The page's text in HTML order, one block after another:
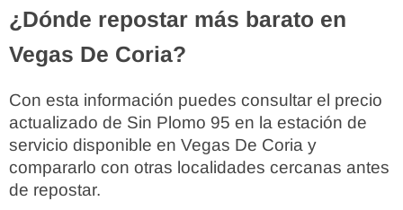
¿Dónde repostar más barato en
Vegas De Coria?
Con esta información puedes consultar el precio
actualizado de Sin Plomo 95 en la estación de
servicio disponible en Vegas De Coria y
compararlo con otras localidades cercanas antes
de repostar.